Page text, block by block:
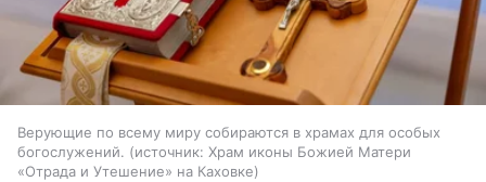
Верующие по всему миру собираются в храмах для особых
богослужений.
источник: Храм иконы Божией Матери
«Отрада и Утешение» на Каховке